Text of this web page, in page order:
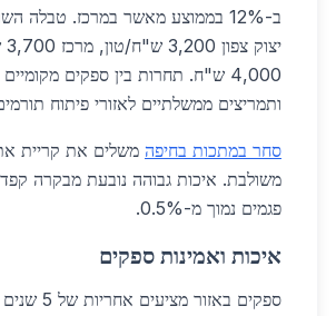
ב-12% בממוצע מאשר במרכז. טבלה
4,000 ש"ח. תחרות בין ספקים
ותמריצים ממשלתיים לאזורי פיתוח
סחר במתכות בחיפה משלים את קריית
משולבת. איכות גבוהה נובעת מבקרה
פגמים נמוך מ-0.5%.
איכות ואמינות ספקים
ספקים באזור